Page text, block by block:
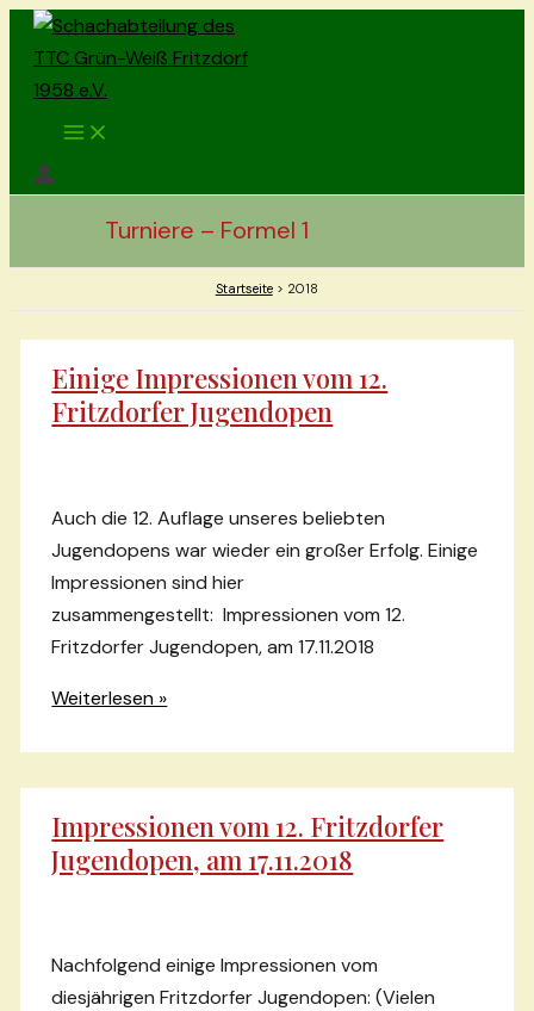
Zum
Inhalt
springen
Main
Menu
Turniere – Formel 1
Startseite 2018
Einige Impressionen vom 12.
Fritzdorfer Jugendopen
Auch die 12. Auflage unseres beliebten
Jugendopens war wieder ein großer Erfolg. Einige
Impressionen sind hier
zusammengestellt: Impressionen vom 12.
Fritzdorfer Jugendopen, am 17.11.2018
Einige
vom
12.
Fritzdorfer
Jugendopen
Weiterlesen »
Impressionen vom 12. Fritzdorfer
Jugendopen, am 17.11.2018
Nachfolgend einige Impressionen vom
diesjährigen Fritzdorfer Jugendopen: (Vielen